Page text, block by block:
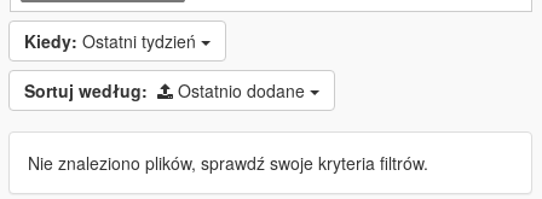
Kiedy: Ostatni tydzień
Sortuj według: Ostatnio dodane
Nie znaleziono plików, sprawdź swoje kryteria filtrów.